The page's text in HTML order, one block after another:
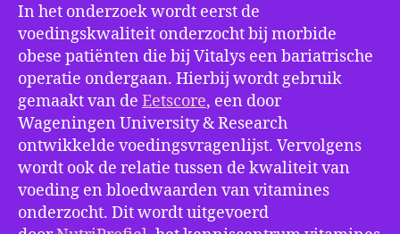
In het onderzoek wordt eerst de
voedingskwaliteit onderzocht bij morbide
obese patiënten die bij Vitalys een bariatrische
operatie ondergaan. Hierbij wordt gebruik
gemaakt van de Eetscore, een door
Wageningen University & Research
ontwikkelde voedingsvragenlijst. Vervolgens
wordt ook de relatie tussen de kwaliteit van
voeding en bloedwaarden van vitamines
onderzocht. Dit wordt uitgevoerd